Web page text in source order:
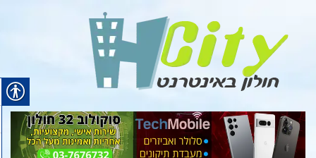
content
Hcity – חולון באינטרנט
פורטל החדשות והמידע של חולון